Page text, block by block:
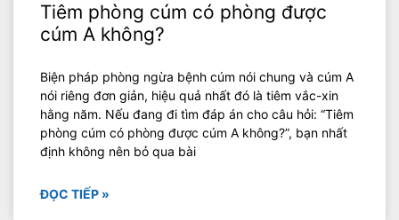
Tiêm phòng cúm có phòng được
cúm A không?
Biện pháp phòng ngừa bệnh cúm nói chung và cúm A
nói riêng đơn giản, hiệu quả nhất đó là tiêm vắc-xin
hằng năm. Nếu đang đi tìm đáp án cho câu hỏi: “Tiêm
phòng cúm có phòng được cúm A không?”, bạn nhất
định không nên bỏ qua bài
ĐỌC TIẾP »